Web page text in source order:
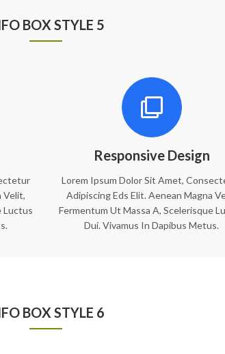
BOX STYLE 5
Velit,
Luctus
Responsive Design
Lorem Ipsum Dolor Sit Amet,
Adipiscing Eds Elit. Aenean Magna
Fermentum Ut Massa A, Scelerisque
Dui. Vivamus In Dapibus Metus.
BOX STYLE 6